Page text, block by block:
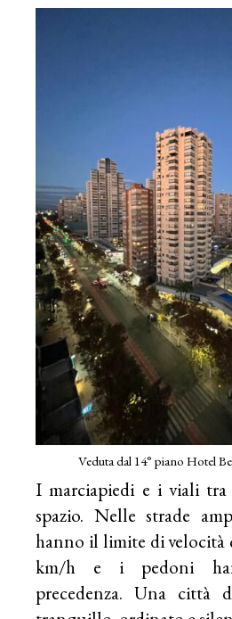
Veduta dal 14° piano Hotel
I marciapiedi e i viali
spazio. Nelle strade
hanno il limite di velocità
km/h e i pedoni
precedenza. Una città